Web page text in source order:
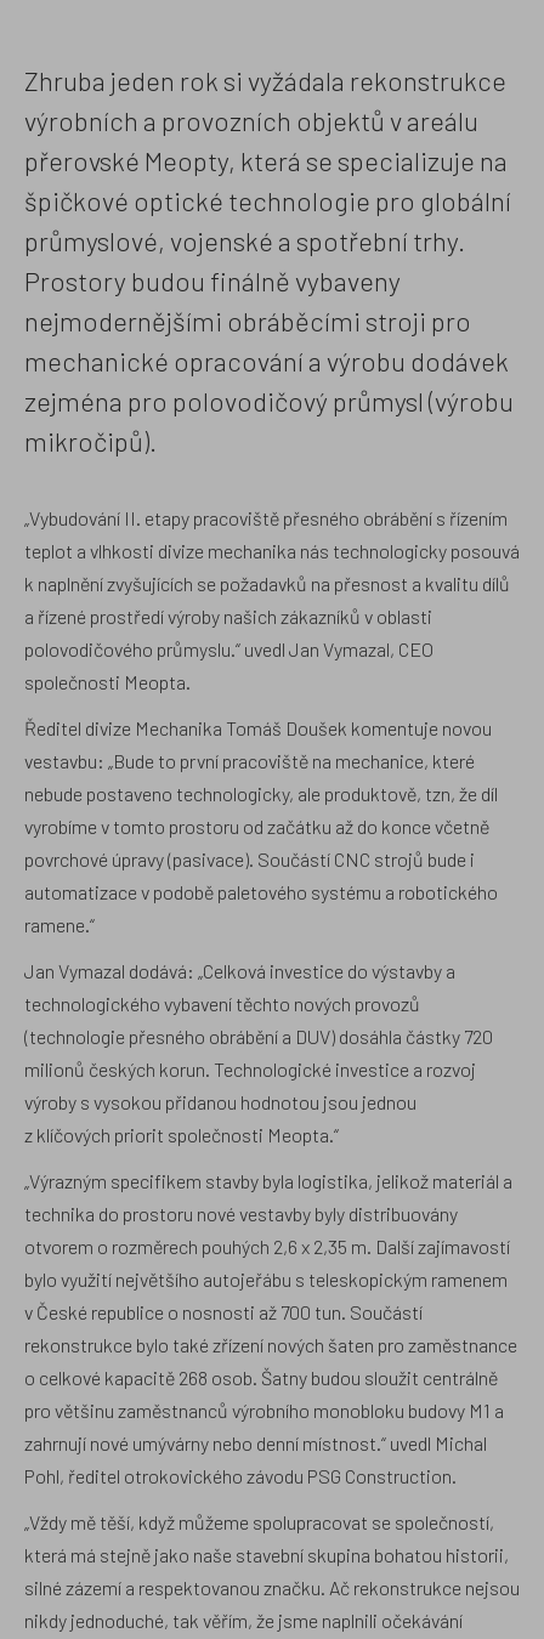
Zhruba jeden rok si vyžádala rekonstrukce
výrobních a provozních objektů v areálu
přerovské Meopty, která se specializuje na
špičkové optické technologie pro globální
průmyslové, vojenské a spotřební trhy.
Prostory budou finálně vybaveny
nejmodernějšími obráběcími stroji pro
mechanické opracování a výrobu dodávek
zejména pro polovodičový průmysl (výrobu
mikročipů).
„Vybudování II. etapy pracoviště přesného obrábění s řízením
teplot a vlhkosti divize mechanika nás technologicky posouvá
k naplnění zvyšujících se požadavků na přesnost a kvalitu dílů
a řízené prostředí výroby našich zákazníků v oblasti
polovodičového průmyslu.“ uvedl Jan Vymazal, CEO
společnosti Meopta.
Ředitel divize Mechanika Tomáš Doušek komentuje novou
vestavbu: „Bude to první pracoviště na mechanice, které
nebude postaveno technologicky, ale produktově, tzn, že díl
vyrobíme v tomto prostoru od začátku až do konce včetně
povrchové úpravy (pasivace). Součástí CNC strojů bude i
automatizace v podobě paletového systému a robotického
ramene.“
Jan Vymazal dodává: „Celková investice do výstavby a
technologického vybavení těchto nových provozů
(technologie přesného obrábění a DUV) dosáhla částky 720
milionů českých korun. Technologické investice a rozvoj
výroby s vysokou přidanou hodnotou jsou jednou
z klíčových priorit společnosti Meopta.“
„Výrazným specifikem stavby byla logistika, jelikož materiál a
technika do prostoru nové vestavby byly distribuovány
otvorem o rozměrech pouhých 2,6 x 2,35 m. Další zajímavostí
bylo využití největšího autojeřábu s teleskopickým ramenem
v České republice o nosnosti až 700 tun. Součástí
rekonstrukce bylo také zřízení nových šaten pro zaměstnance
o celkové kapacitě 268 osob. Šatny budou sloužit centrálně
pro většinu zaměstnanců výrobního monobloku budovy M1 a
zahrnují nové umývárny nebo denní místnost.“ uvedl Michal
Pohl, ředitel otrokovického závodu PSG Construction.
„Vždy mě těší, když můžeme spolupracovat se společností,
která má stejně jako naše stavební skupina bohatou historii,
silné zázemí a respektovanou značku. Ač rekonstrukce nejsou
nikdy jednoduché, tak věřím, že jsme naplnili očekávání